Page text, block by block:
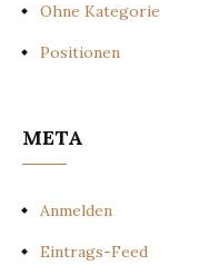
Ohne Kategorie
Positionen
META
Anmelden
Eintrags-Feed